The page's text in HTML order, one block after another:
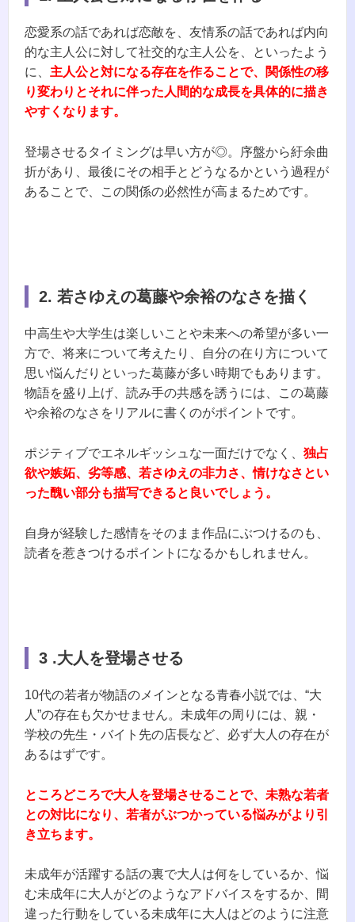
恋愛系の話であれば恋敵を、友情系の話であれば内向
的な主人公に対して社交的な主人公を、といったよう
に、 主人公と対になる存在を作ることで、関係性の移
り変わりとそれに伴った人間的な成長を具体的に描き
やすくなります。
登場させるタイミングは早い方が◎。序盤から紆余曲
折があり、最後にその相手とどうなるかという過程が
あることで、この関係の必然性が高まるためです。
2. 若さゆえの葛藤や余裕のなさを描く
中高生や大学生は楽しいことや未来への希望が多い一
方で、将来について考えたり、自分の在り方について
思い悩んだりといった葛藤が多い時期でもあります。
物語を盛り上げ、読み手の共感を誘うには、この葛藤
や余裕のなさをリアルに書くのがポイントです。
ポジティブでエネルギッシュな一面だけでなく、 独占
欲や嫉妬、劣等感、若さゆえの非力さ、情けなさとい
った醜い部分も描写できると良いでしょう。
自身が経験した感情をそのまま作品にぶつけるのも、
読者を惹きつけるポイントになるかもしれません。
3 .大人を登場させる
10代の若者が物語のメインとなる青春小説では、“大
人”の存在も欠かせません。未成年の周りには、親・
学校の先生・バイト先の店長など、必ず大人の存在が
あるはずです。
ところどころで大人を登場させることで、未熟な若者
との対比になり、若者がぶつかっている悩みがより引
き立ちます。
未成年が活躍する話の裏で大人は何をしているか、悩
む未成年に大人がどのようなアドバイスをするか、間
違った行動をしている未成年に大人はどのように注意